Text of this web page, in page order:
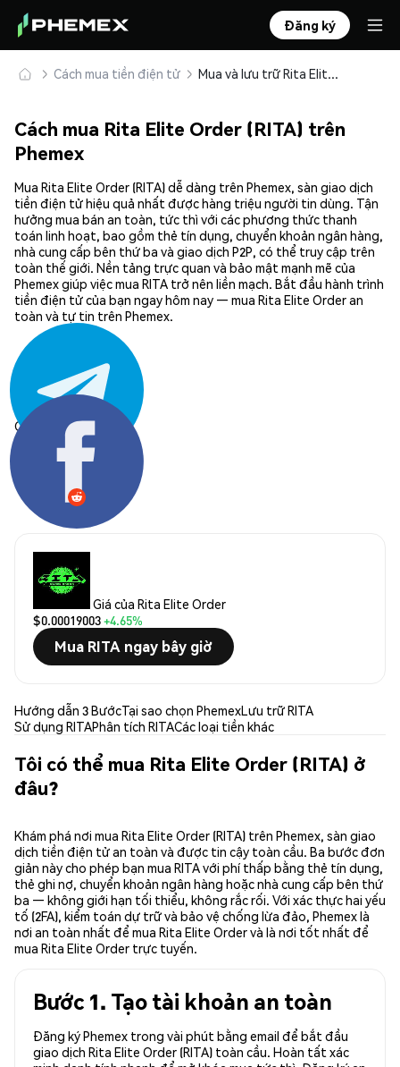
Đăng ký
Cách mua tiền điện tử Mua và lưu trữ Rita Elite Order (RITA) an toàn
Cách mua Rita Elite Order (RITA) trên
Phemex
Mua Rita Elite Order (RITA) dễ dàng trên Phemex, sàn giao dịch
tiền điện tử hiệu quả nhất được hàng triệu người tin dùng. Tận
hưởng mua bán an toàn, tức thì với các phương thức thanh
toán linh hoạt, bao gồm thẻ tín dụng, chuyển khoản ngân hàng,
nhà cung cấp bên thứ ba và giao dịch P2P, có thể truy cập trên
toàn thế giới. Nền tảng trực quan và bảo mật mạnh mẽ của
Phemex giúp việc mua RITA trở nên liền mạch. Bắt đầu hành trình
tiền điện tử của bạn ngay hôm nay — mua Rita Elite Order an
toàn và tự tin trên Phemex.
Chia sẻ:
Giá của Rita Elite Order
$0.00019003+4.65%
Mua RITA ngay bây giờ
Hướng dẫn 3 BướcTại sao chọn PhemexLưu trữ RITA
Sử dụng RITAPhân tích RITACác loại tiền khác
Tôi có thể mua Rita Elite Order (RITA) ở
đâu?
Khám phá nơi mua Rita Elite Order (RITA) trên Phemex, sàn giao
dịch tiền điện tử an toàn và được tin cậy toàn cầu. Ba bước đơn
giản này cho phép bạn mua RITA với phí thấp bằng thẻ tín dụng,
thẻ ghi nợ, chuyển khoản ngân hàng hoặc nhà cung cấp bên thứ
ba — không giới hạn tối thiểu, không rắc rối. Với xác thực hai yếu
tố (2FA), kiểm toán dự trữ và bảo vệ chống lừa đảo, Phemex là
nơi an toàn nhất để mua Rita Elite Order và là nơi tốt nhất để
mua Rita Elite Order trực tuyến.
Bước 1. Tạo tài khoản an toàn
Đăng ký Phemex trong vài phút bằng email để bắt đầu
giao dịch Rita Elite Order (RITA) toàn cầu. Hoàn tất xác